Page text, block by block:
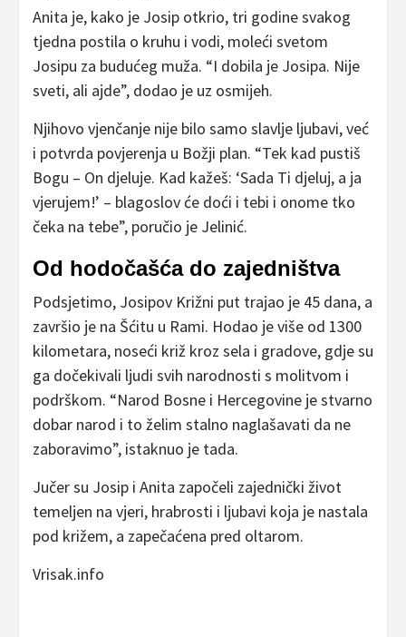
Anita je, kako je Josip otkrio, tri godine svakog
tjedna postila o kruhu i vodi, moleći svetom
Josipu za budućeg muža. “I dobila je Josipa. Nije
sveti, ali ajde”, dodao je uz osmijeh.
Njihovo vjenčanje nije bilo samo slavlje ljubavi, već
i potvrda povjerenja u Božji plan. “Tek kad pustiš
Bogu – On djeluje. Kad kažeš: ‘Sada Ti djeluj, a ja
vjerujem!’ – blagoslov će doći i tebi i onome tko
čeka na tebe”, poručio je Jelinić.
Od hodočašća do zajedništva
Podsjetimo, Josipov Križni put trajao je 45 dana, a
završio je na Šćitu u Rami. Hodao je više od 1300
kilometara, noseći križ kroz sela i gradove, gdje su
ga dočekivali ljudi svih narodnosti s molitvom i
podrškom. “Narod Bosne i Hercegovine je stvarno
dobar narod i to želim stalno naglašavati da ne
zaboravimo”, istaknuo je tada.
Jučer su Josip i Anita započeli zajednički život
temeljen na vjeri, hrabrosti i ljubavi koja je nastala
pod križem, a zapečaćena pred oltarom.
Vrisak.info